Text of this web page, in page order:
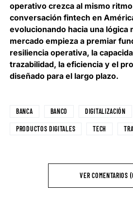
operativo crezca al mismo
conversación fintech en
evolucionando hacia una lógica
mercado empieza a premiar
resiliencia operativa, la
trazabilidad, la eficiencia y el
diseñado para el largo plazo.
BANCA BANCO DIGITALIZACIÓN
PRODUCTOS DIGITALES TECH
VER COMENTARIOS